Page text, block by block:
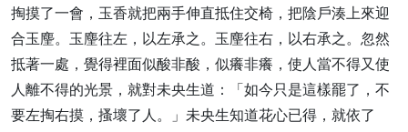
掏摸了一會，玉香就把兩手伸直抵住交椅，把陰戶湊上來迎
合玉麈。玉麈往左，以左承之。玉麈往右，以右承之。忽然
抵著一處，覺得裡面似酸非酸，似癢非癢，使人當不得又使
人離不得的光景，就對未央生道：「如今只是這樣罷了，不
要左掏右摸，搔壞了人。」未央生知道花心已得，就依了